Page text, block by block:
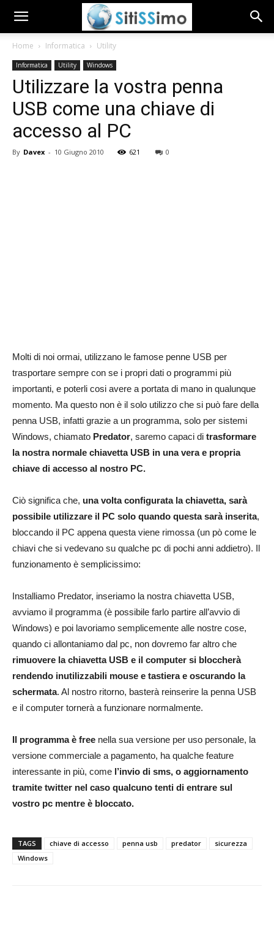
Home Informatica Utility
Informatica Utility Windows
Utilizzare la vostra penna
USB come una chiave di
accesso al PC
By Davex - 10 Giugno 2010 621 0
Molti di noi ormai, utilizzano le famose penne USB per
trasportare sempre con se i propri dati o programmi più
importanti, e poterli cosi avere a portata di mano in qualunque
momento. Ma questo non è il solo utilizzo che si può fare della
penna USB, infatti grazie a un programma, solo per sistemi
Windows, chiamato Predator, saremo capaci di trasformare
la nostra normale chiavetta USB in una vera e propria
chiave di accesso al nostro PC.
Ciò significa che, una volta configurata la chiavetta, sarà
possibile utilizzare il PC solo quando questa sarà inserita,
bloccando il PC appena questa viene rimossa (un pò come le
chiavi che si vedevano su qualche pc di pochi anni addietro). Il
funzionamento è semplicissimo:
Installiamo Predator, inseriamo la nostra chiavetta USB,
avviamo il programma (è possibile farlo partire all’avvio di
Windows) e poi lavoriamo semplicemente alle nostre cose,
quando ci allontaniamo dal pc, non dovremo far altro che
rimuovere la chiavetta USB e il computer si bloccherà
rendendo inutilizzabili mouse e tastiera e oscurando la
schermata. Al nostro ritorno, basterà reinserire la penna USB
e il computer tornerà a funzionare normalmente.
Il programma è free nella sua versione per uso personale, la
versione commerciale a pagamento, ha qualche feature
interessante in più, come l’invio di sms, o aggiornamento
tramite twitter nel caso qualcuno tenti di entrare sul
vostro pc mentre è bloccato.
TAGS chiave di accesso penna usb predator
sicurezza
Windows